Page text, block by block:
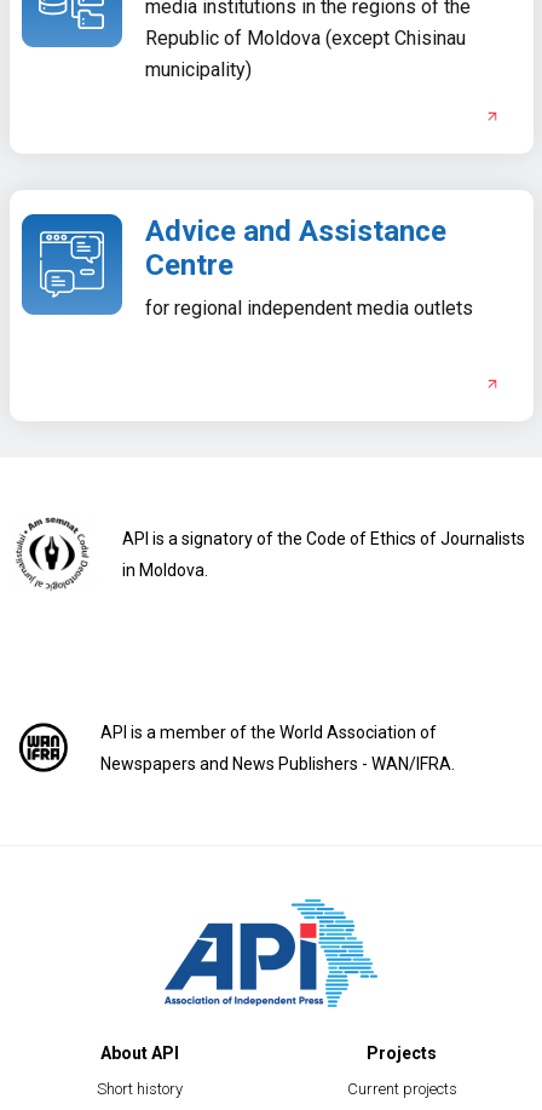
media institutions in the regions of the
Republic of Moldova (except Chisinau
municipality)
Advice and Assistance
Centre
for regional independent media outlets
API is a signatory of the Code of Ethics of Journalists
in Moldova.
API is a member of the World Association of
Newspapers and News Publishers - WAN/IFRA.
About API
Short history
Projects
Current projects